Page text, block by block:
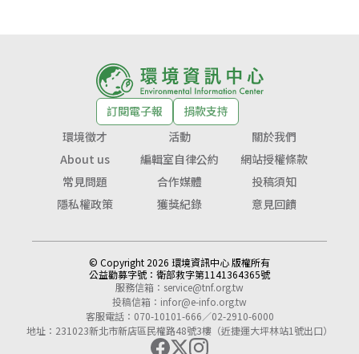
訂閱電子報
捐款支持
環境徵才
活動
關於我們
About us
編輯室自律公約
網站授權條款
常見問題
合作媒體
投稿須知
隱私權政策
獲獎紀錄 意見回饋
© Copyright 2026 環境資訊中心 版權所有
公益勸募字號： 衛部救字第1141364365號
服務信箱： service@tnf.org.tw
投稿信箱： infor@e-info.org.tw
客服電話：070-10101-666／02-2910-6000
地址：231023新北市新店區民權路48號3樓（近捷運大坪林站1號出口）